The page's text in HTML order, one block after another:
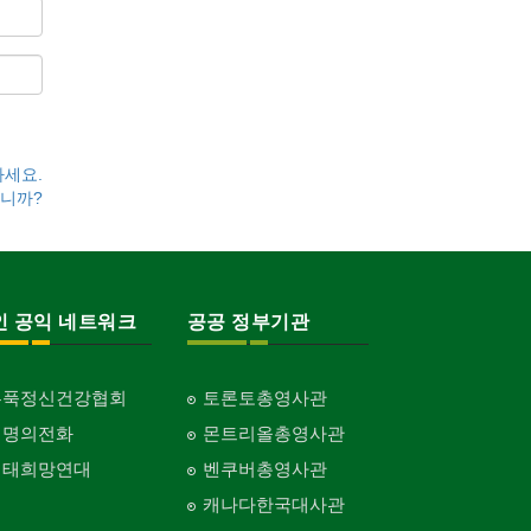
요.
까?
공익 네트워크
정신건강협회
의전화
희망연대
공공 정부기관
토론토총영사관
몬트리올총영사관
벤쿠버총영사관
캐나다한국대사관